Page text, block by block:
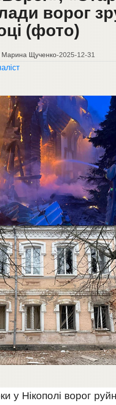
ворог
(фото)
Марина Щученко-2025-12-31
у Нікополі ворог